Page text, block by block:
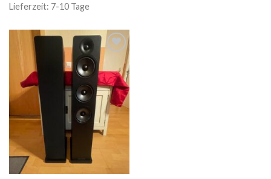
Lieferzeit: 7-10 Tage
Zur
Wunschliste